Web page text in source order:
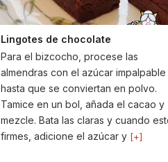
Lingotes de chocolate
Para el bizcocho, procese las
almendras con el azúcar impalpable
hasta que se conviertan en polvo.
Tamice en un bol, añada el cacao y
mezcle. Bata las claras y cuando
firmes, adicione el azúcar y [+]